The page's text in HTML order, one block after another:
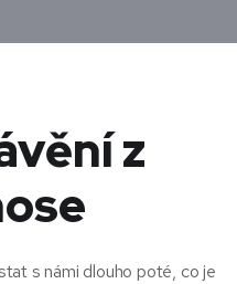
z
s námi dlouho poté, co je